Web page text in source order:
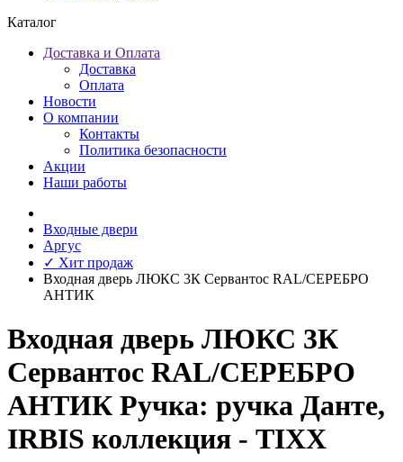
Каталог
Доставка и Оплата
Доставка
Оплата
Новости
О компании
Контакты
Политика безопасности
Акции
Наши работы
Входные двери
Аргус
✓ Хит продаж
Входная дверь ЛЮКС 3К Сервантос RAL/СЕРЕБРО
АНТИК
Входная дверь ЛЮКС 3К
Сервантос RAL/СЕРЕБРО
АНТИК Ручка: ручка Данте,
IRBIS коллекция - TIXX